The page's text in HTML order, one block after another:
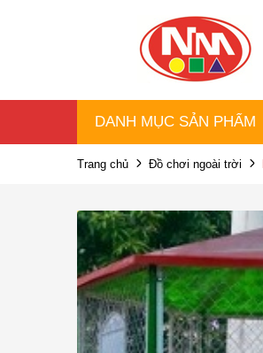
DANH MỤC SẢN PHẨM
Trang chủ Đồ chơi ngoài trời